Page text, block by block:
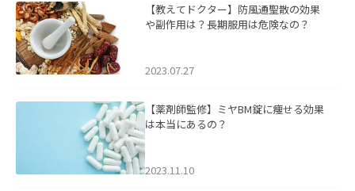
【教えてドクター】防風通聖散の効果
や副作用は？長期服用は危険なの？
2023.07.27
【薬剤師監修】ミヤBM錠に痩せる効果
は本当にあるの？
2023.11.10